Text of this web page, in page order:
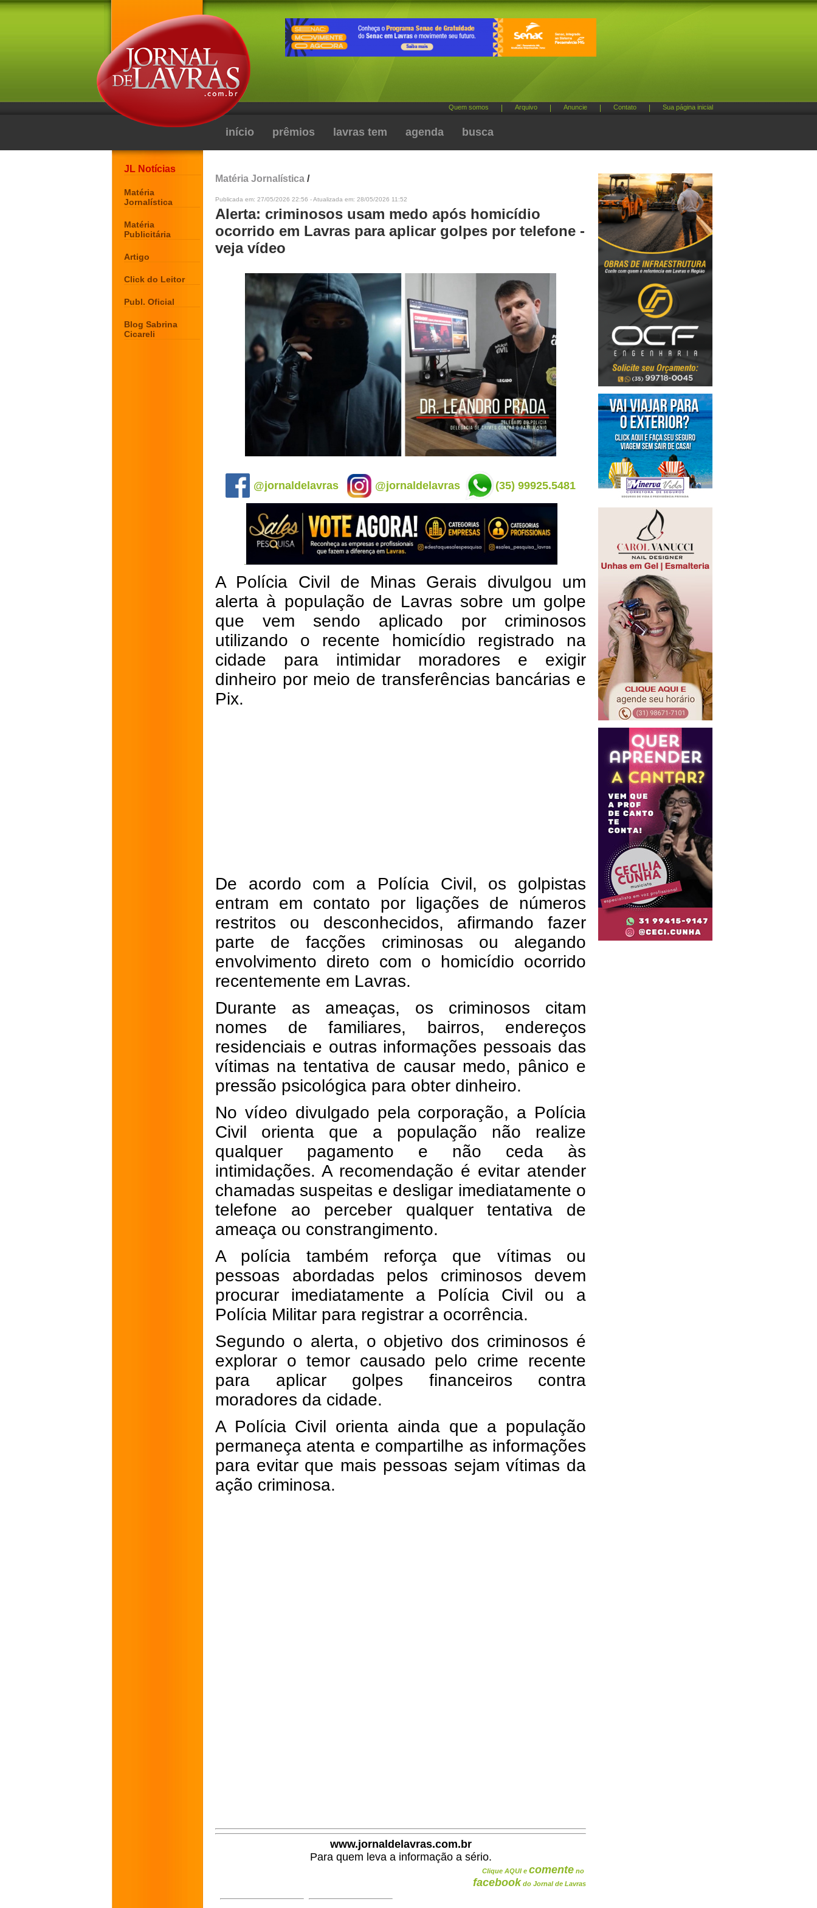
Quem somos Arquivo Anuncie Contato Sua página inicial
início prêmios lavras tem agenda busca
JL Notícias
Matéria
Jornalística
Matéria
Publicitária
Artigo
Click do Leitor
Publ. Oficial
Blog Sabrina
Cicareli
Matéria Jornalística /
Publicada em: 27/05/2026 22:56 - Atualizada em: 28/05/2026 11:52
Alerta: criminosos usam medo após homicídio
ocorrido em Lavras para aplicar golpes por telefone -
veja vídeo
@jornaldelavras @jornaldelavras (35) 99925.5481
A Polícia Civil de Minas Gerais divulgou um
alerta à população de Lavras sobre um golpe
que vem sendo aplicado por criminosos
utilizando o recente homicídio registrado na
cidade para intimidar moradores e exigir
dinheiro por meio de transferências bancárias e
Pix.
De acordo com a Polícia Civil, os golpistas
entram em contato por ligações de números
restritos ou desconhecidos, afirmando fazer
parte de facções criminosas ou alegando
envolvimento direto com o homicídio ocorrido
recentemente em Lavras.
Durante as ameaças, os criminosos citam
nomes de familiares, bairros, endereços
residenciais e outras informações pessoais das
vítimas na tentativa de causar medo, pânico e
pressão psicológica para obter dinheiro.
No vídeo divulgado pela corporação, a Polícia
Civil orienta que a população não realize
qualquer pagamento e não ceda às
intimidações. A recomendação é evitar atender
chamadas suspeitas e desligar imediatamente o
telefone ao perceber qualquer tentativa de
ameaça ou constrangimento.
A polícia também reforça que vítimas ou
pessoas abordadas pelos criminosos devem
procurar imediatamente a Polícia Civil ou a
Polícia Militar para registrar a ocorrência.
Segundo o alerta, o objetivo dos criminosos é
explorar o temor causado pelo crime recente
para aplicar golpes financeiros contra
moradores da cidade.
A Polícia Civil orienta ainda que a população
permaneça atenta e compartilhe as informações
para evitar que mais pessoas sejam vítimas da
ação criminosa.
www.jornaldelavras.com.br
Para quem leva a informação a sério.
Clique AQUI e comente no
facebook do Jornal de Lavras